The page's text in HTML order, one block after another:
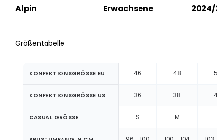
Alpin Erwachsene 2024/
Größentabelle
KONFEKTIONSGRÖSSE EU 46 48
KONFEKTIONSGRÖSSE US 36 38
CASUAL GRÖSSE S M